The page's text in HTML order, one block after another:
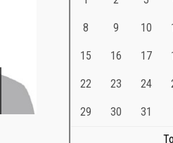
Sharmin Afroza
8 9 10
15 16 17
22 23 24
29 30 31